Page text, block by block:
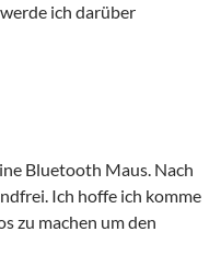
ich darüber
Bluetooth Maus. Nach
Ich hoffe ich komme
zu machen um den